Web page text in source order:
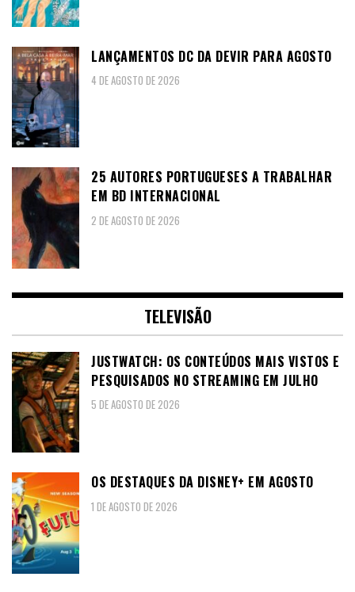
LANÇAMENTOS DC DA DEVIR PARA AGOSTO
4 DE AGOSTO DE 2026
25 AUTORES PORTUGUESES A TRABALHAR
EM BD INTERNACIONAL
2 DE AGOSTO DE 2026
TELEVISÃO
JUSTWATCH: OS CONTEÚDOS MAIS VISTOS E
PESQUISADOS NO STREAMING EM JULHO
5 DE AGOSTO DE 2026
OS DESTAQUES DA DISNEY+ EM AGOSTO
1 DE AGOSTO DE 2026